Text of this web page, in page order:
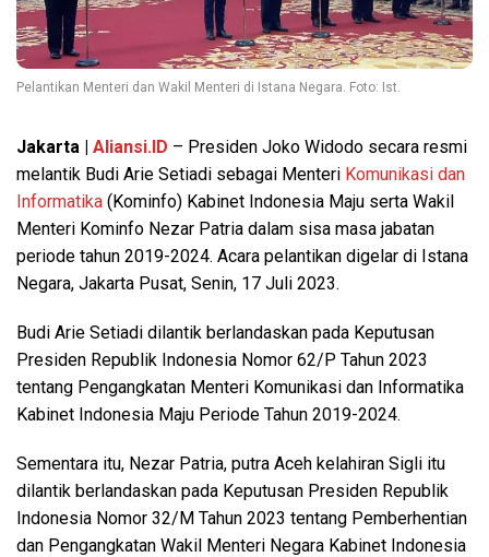
Pelantikan Menteri dan Wakil Menteri di Istana Negara. Foto: Ist.
Jakarta | Aliansi.ID – Presiden Joko Widodo secara resmi
melantik Budi Arie Setiadi sebagai Menteri Komunikasi dan
Informatika (Kominfo) Kabinet Indonesia Maju serta Wakil
Menteri Kominfo Nezar Patria dalam sisa masa jabatan
periode tahun 2019-2024. Acara pelantikan digelar di Istana
Negara, Jakarta Pusat, Senin, 17 Juli 2023.
Budi Arie Setiadi dilantik berlandaskan pada Keputusan
Presiden Republik Indonesia Nomor 62/P Tahun 2023
tentang Pengangkatan Menteri Komunikasi dan Informatika
Kabinet Indonesia Maju Periode Tahun 2019-2024.
Sementara itu, Nezar Patria, putra Aceh kelahiran Sigli itu
dilantik berlandaskan pada Keputusan Presiden Republik
Indonesia Nomor 32/M Tahun 2023 tentang Pemberhentian
dan Pengangkatan Wakil Menteri Negara Kabinet Indonesia